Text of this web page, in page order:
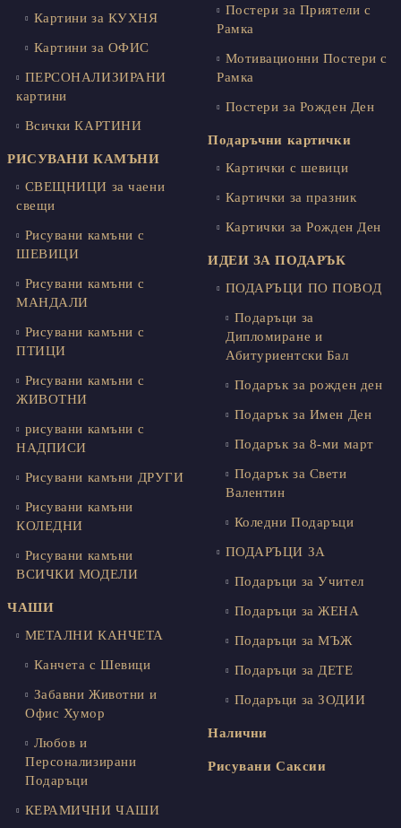
Картини за КУХНЯ
Картини за ОФИС
ПЕРСОНАЛИЗИРАНИ
картини
Всички КАРТИНИ
РИСУВАНИ КАМЪНИ
СВЕЩНИЦИ за чаени
свещи
Рисувани камъни с
ШЕВИЦИ
Рисувани камъни с
МАНДАЛИ
Рисувани камъни с
ПТИЦИ
Рисувани камъни с
ЖИВОТНИ
рисувани камъни с
НАДПИСИ
Рисувани камъни ДРУГИ
Рисувани камъни
КОЛЕДНИ
Рисувани камъни
ВСИЧКИ МОДЕЛИ
ЧАШИ
МЕТАЛНИ КАНЧЕТА
Канчета с Шевици
Забавни Животни и
Офис Хумор
Любов и
Персонализирани
Подаръци
КЕРАМИЧНИ ЧАШИ
Постери за Приятели с
Рамка
Мотивационни Постери с
Рамка
Постери за Рожден Ден
Подаръчни картички
Картички с шевици
Картички за празник
Картички за Рожден Ден
ИДЕИ ЗА ПОДАРЪК
ПОДАРЪЦИ ПО ПОВОД
Подаръци за
Дипломиране и
Абитуриентски Бал
Подарък за рожден ден
Подарък за Имен Ден
Подарък за 8-ми март
Подарък за Свети
Валентин
Коледни Подаръци
ПОДАРЪЦИ ЗА
Подаръци за Учител
Подаръци за ЖЕНА
Подаръци за МЪЖ
Подаръци за ДЕТЕ
Подаръци за ЗОДИИ
Налични
Рисувани Саксии